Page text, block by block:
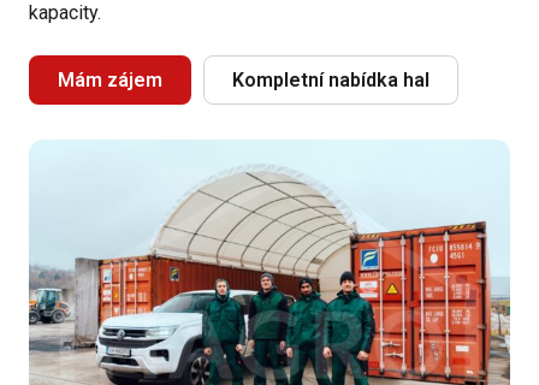
kapacity.
Mám zájem Kompletní nabídka hal